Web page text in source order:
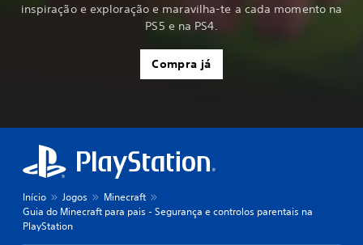
inspiração e exploração e maravilha-te a cada momento na
PS5 e na PS4.
Compra já
Início Jogos
Minecraft
Guia do Minecraft para pais - Segurança e controlos parentais na
PlayStation